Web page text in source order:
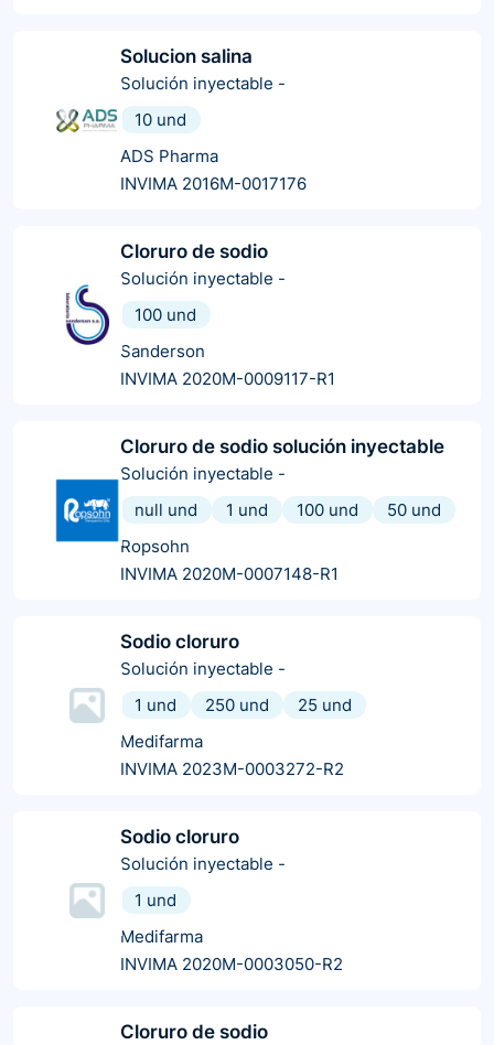
Solucion salina
Solución inyectable -
10 und
ADS Pharma
INVIMA 2016M-0017176
Cloruro de sodio
Solución inyectable -
100 und
Sanderson
INVIMA 2020M-0009117-R1
Cloruro de sodio solución inyectable
Solución inyectable -
null und
1 und 100 und
50 und
Ropsohn
INVIMA 2020M-0007148-R1
Sodio cloruro
Solución inyectable -
1 und
250 und
25 und
Medifarma
INVIMA 2023M-0003272-R2
Sodio cloruro
Solución inyectable -
1 und
Medifarma
INVIMA 2020M-0003050-R2
Cloruro de sodio